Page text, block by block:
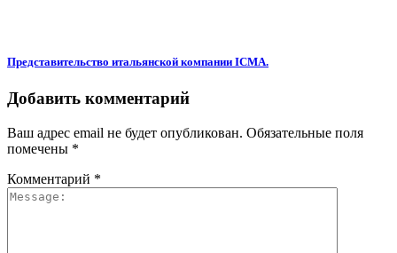
Представительство итальянской компании ICMA.
Добавить комментарий
Ваш адрес email не будет опубликован. Обязательные поля
помечены *
Комментарий *